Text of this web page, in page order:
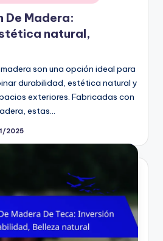
De Madera:
natural,
son una opción ideal para
durabilidad, estética natural y
exteriores. Fabricadas con
estas…
2025